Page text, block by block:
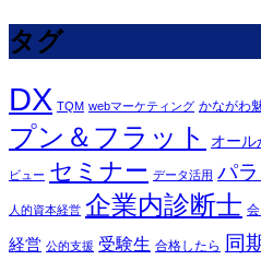
タグ
DX TQM webマーケティング かながわ
プン＆フラット
オール
ビュー セミナー データ活用 パ
人的資本経営 企業内診断士
経営 公的支援 受験生 合格したら 同